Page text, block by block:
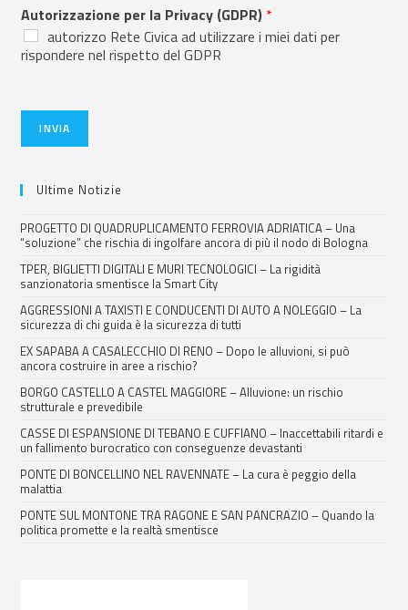
Autorizzazione per la Privacy (GDPR) *
autorizzo Rete Civica ad utilizzare i miei dati per
rispondere nel rispetto del GDPR
INVIA
Ultime Notizie
PROGETTO DI QUADRUPLICAMENTO FERROVIA ADRIATICA – Una
“soluzione” che rischia di ingolfare ancora di più il nodo di Bologna
TPER, BIGLIETTI DIGITALI E MURI TECNOLOGICI – La rigidità
sanzionatoria smentisce la Smart City
AGGRESSIONI A TAXISTI E CONDUCENTI DI AUTO A NOLEGGIO – La
sicurezza di chi guida è la sicurezza di tutti
EX SAPABA A CASALECCHIO DI RENO – Dopo le alluvioni, si può
ancora costruire in aree a rischio?
BORGO CASTELLO A CASTEL MAGGIORE – Alluvione: un rischio
strutturale e prevedibile
CASSE DI ESPANSIONE DI TEBANO E CUFFIANO – Inaccettabili ritardi e
un fallimento burocratico con conseguenze devastanti
PONTE DI BONCELLINO NEL RAVENNATE – La cura è peggio della
malattia
PONTE SUL MONTONE TRA RAGONE E SAN PANCRAZIO – Quando la
politica promette e la realtà smentisce